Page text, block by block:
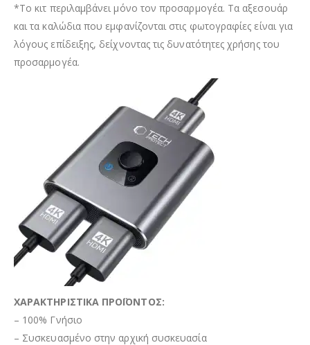
*Το κιτ περιλαμβάνει μόνο τον προσαρμογέα. Τα αξεσουάρ
και τα καλώδια που εμφανίζονται στις φωτογραφίες είναι για
λόγους επίδειξης, δείχνοντας τις δυνατότητες χρήσης του
προσαρμογέα.
ΧΑΡΑΚΤΗΡΙΣΤΙΚΑ ΠΡΟΪΟΝΤΟΣ:
– 100% Γνήσιο
– Συσκευασμένο στην αρχική συσκευασία